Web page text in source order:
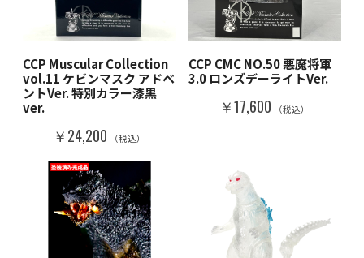
CCP Muscular Collection
vol.11 ケビンマスク アドベ
ントVer. 特別カラー漆黒
ver.
￥24,200 （税込）
CCP CMC NO.50 悪魔将軍
3.0 ロンズデーライトVer.
￥17,600 （税込）